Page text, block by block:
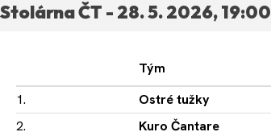
Stolárna ČT - 28. 5. 2026, 19:00
Tým
1.
Ostré tužky
2.
Kuro Čantare